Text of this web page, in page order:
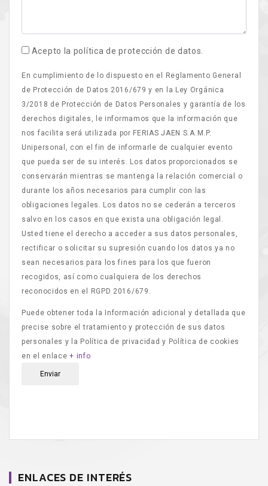
Acepto la política de protección de datos.
En cumplimiento de lo dispuesto en el Reglamento General
de Protección de Datos 2016/679 y en la Ley Orgánica
3/2018 de Protección de Datos Personales y garantía de los
derechos digitales, le informamos que la información que
nos facilita será utilizada por FERIAS JAEN S.A.M.P.
Unipersonal, con el fin de informarle de cualquier evento
que pueda ser de su interés. Los datos proporcionados se
conservarán mientras se mantenga la relación comercial o
durante los años necesarios para cumplir con las
obligaciones legales. Los datos no se cederán a terceros
salvo en los casos en que exista una obligación legal.
Usted tiene el derecho a acceder a sus datos personales,
rectificar o solicitar su supresión cuando los datos ya no
sean necesarios para los fines para los que fueron
recogidos, así como cualquiera de los derechos
reconocidos en el RGPD 2016/679.
Puede obtener toda la Información adicional y detallada que
precise sobre el tratamiento y protección de sus datos
personales y la Política de privacidad y Política de cookies
en el enlace+ info
Enviar
ENLACES DE INTERÉS